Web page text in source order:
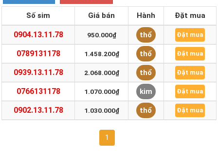
Số sim Giá bán Hành Đặt mua
0904.13.11.78 950.000₫ thổ Đặt mua
0789131178 1.458.200₫ thổ Đặt mua
0939.13.11.78 2.068.000₫ thổ Đặt mua
0766131178 1.070.000₫ kim Đặt mua
0902.13.11.78 1.030.000₫ thổ Đặt mua
1